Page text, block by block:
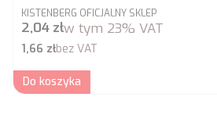
PRODUCENT
KISTENBERG OFICJALNY SKLEP
Cena brutto
2,04 złw tym 23% VAT
Cena netto
1,66 złbez VAT
Do koszyka